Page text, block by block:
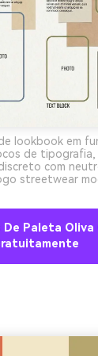
lookbook em
de tipografia,
com
streetwear
De Paleta Oliva